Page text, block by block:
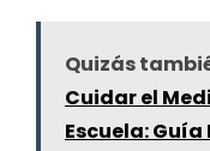
Quizás
Cuidar el
Escuela: